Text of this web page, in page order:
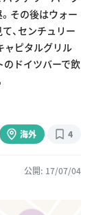
その後はウォー
、センチュリー
ャピタルグリル
のドイツバーで飲
海外 4
公開: 17/07/04